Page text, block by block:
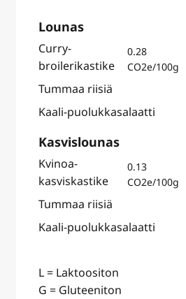
Lounas
Curry-
broilerikastike
0.28
CO2e/100g
Tummaa riisiä
Kaali-puolukkasalaatti
Kasvislounas
Kvinoa-
kasviskastike
0.13
CO2e/100g
Tummaa riisiä
Kaali-puolukkasalaatti
L = Laktoositon
G = Gluteeniton